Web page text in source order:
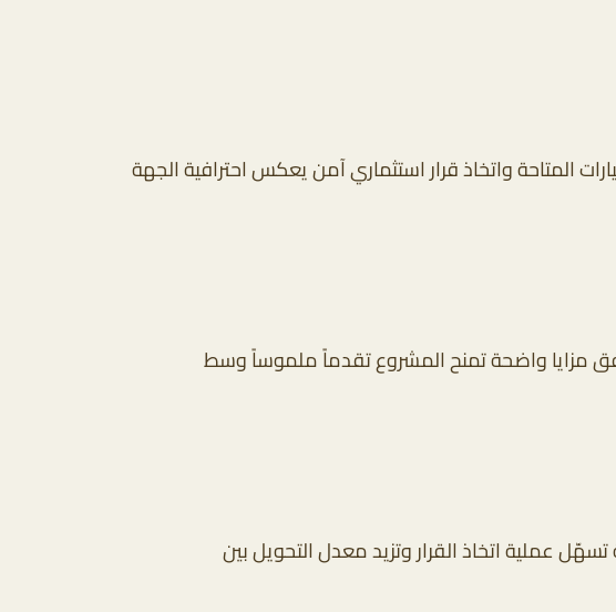
المتاحة واتخاذ قرار استثماري آمن يعكس احترافية الجهة
وفق مزايا واضحة تمنح المشروع تقدماً ملموساً وسط
عملية اتخاذ القرار وتزيد معدل التحويل بين